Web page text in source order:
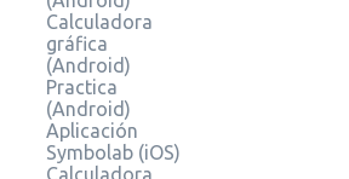
Calculadora
gráfica
(Android)
Practica
(Android)
Aplicación
Symbolab (iOS)
Calculadora